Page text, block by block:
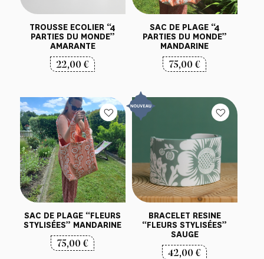
TROUSSE ECOLIER “4
PARTIES DU MONDE”
AMARANTE
22,00€
SAC DE PLAGE “4
PARTIES DU MONDE”
MANDARINE
75,00€
SAC DE PLAGE “FLEURS
STYLISÉES” MANDARINE
75,00€
BRACELET RESINE
“FLEURS STYLISÉES”
SAUGE
42,00€